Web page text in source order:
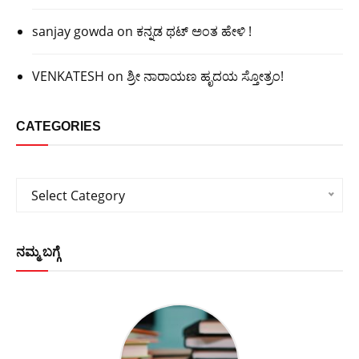
sanjay gowda on ಕನ್ನಡ ಥಟ್ ಅಂತ ಹೇಳಿ !
VENKATESH on ಶ್ರೀ ನಾರಾಯಣ ಹೃದಯ ಸ್ತೋತ್ರಂ!
CATEGORIES
Categories
Select Category
ನಮ್ಮ ಬಗ್ಗೆ